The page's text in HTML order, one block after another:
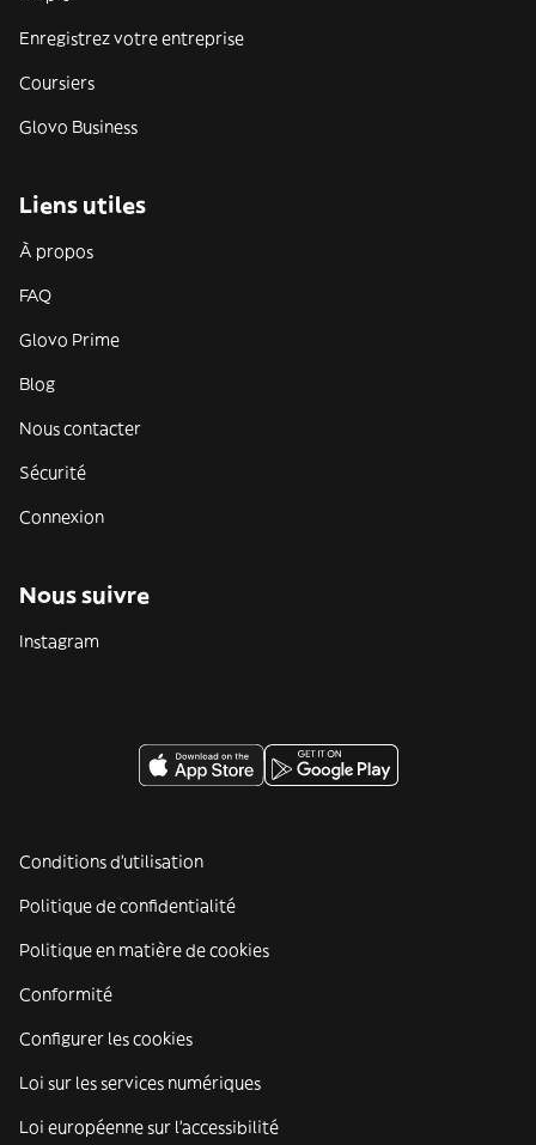
Enregistrez votre entreprise
Coursiers
Glovo Business
Liens utiles
À propos
FAQ
Glovo Prime
Blog
Nous contacter
Sécurité
Connexion
Nous suivre
Instagram
Conditions d'utilisation
Politique de confidentialité
Politique en matière de cookies
Conformité
Configurer les cookies
Loi sur les services numériques
Loi européenne sur l’accessibilité